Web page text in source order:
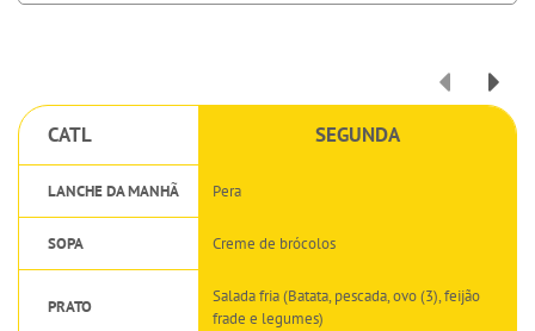
CATL SEGUNDA
LANCHE DA MANHÃ Pera
SOPA Creme de brócolos
PRATO
Salada fria (Batata, pescada, ovo (3), feijão
frade e legumes)